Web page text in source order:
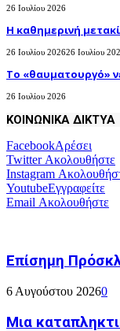
26 Ιουλίου 2026
H καθημερινή
26 Ιουλίου 202626 Ιουλίου
Το «θαυματουργό»
26 Ιουλίου 2026
ΚΟΙΝΩΝΙΚΑ ΔΙΚΤΥΑ
FacebookΑρέσει
TwitterΑκολουθήστε
Instagram
YoutubeΕγγραφείτε
Email Ακολουθήστε
Επίσημη
6 Αυγούστου 20260
Μια